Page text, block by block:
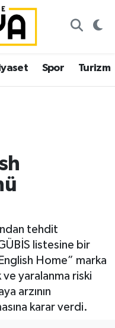
Spor Turizm
tehdit
listesine bir
Home” marka
ve yaralanma riski
arzının
karar verdi.
Fikstür